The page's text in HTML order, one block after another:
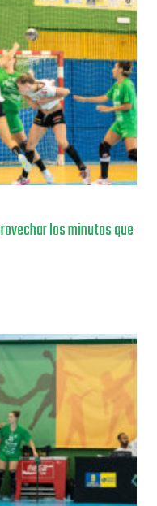
los minutos que